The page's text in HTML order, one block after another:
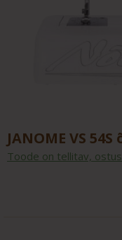
JANOME VS
Toode on tellitav,